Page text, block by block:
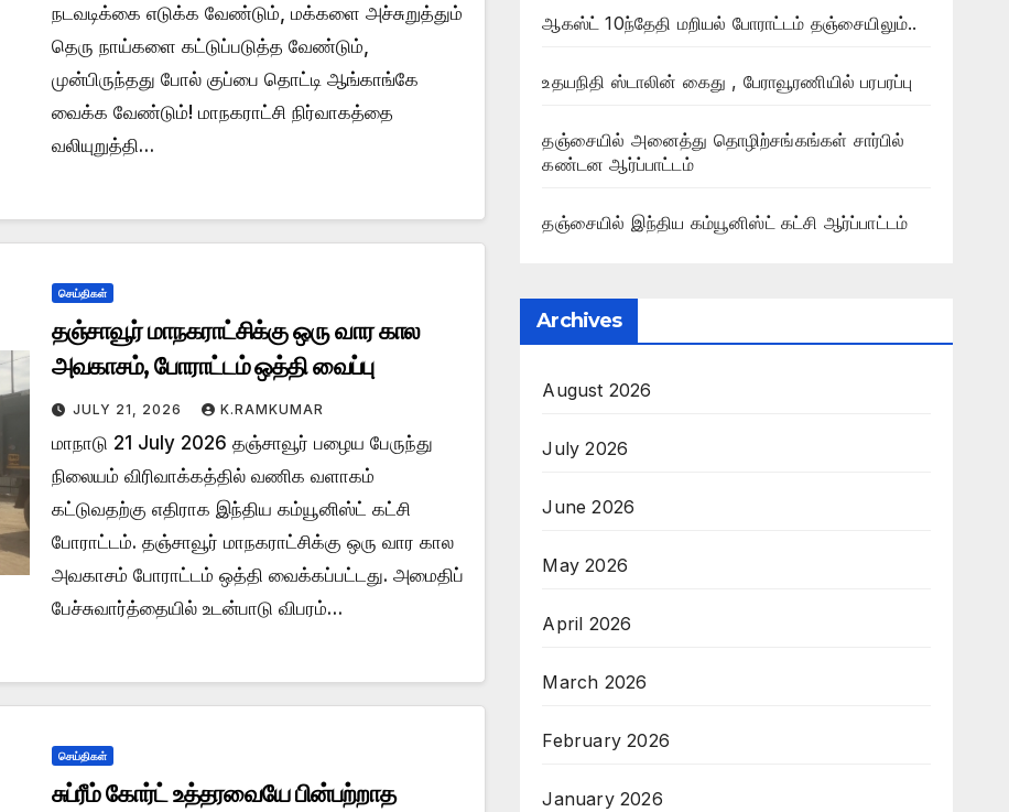
நடவடிக்கை எடுக்க வேண்டும், மக்களை அச்சுறுத்தும்
தெரு நாய்களை கட்டுப்படுத்த வேண்டும்,
முன்பிருந்தது போல் குப்பை தொட்டி ஆங்காங்கே
வைக்க வேண்டும்! மாநகராட்சி நிர்வாகத்தை
வலியுறுத்தி…
செய்திகள்
தஞ்சாவூர் மாநகராட்சிக்கு ஒரு வார கால
அவகாசம், போராட்டம் ஒத்தி வைப்பு
JULY 21, 2026 K.RAMKUMAR
மாநாடு 21 July 2026 தஞ்சாவூர் பழைய பேருந்து
நிலையம் விரிவாக்கத்தில் வணிக வளாகம்
கட்டுவதற்கு எதிராக இந்திய கம்யூனிஸ்ட் கட்சி
போராட்டம். தஞ்சாவூர் மாநகராட்சிக்கு ஒரு வார கால
அவகாசம் போராட்டம் ஒத்தி வைக்கப்பட்டது. அமைதிப்
பேச்சுவார்த்தையில் உடன்பாடு விபரம்…
செய்திகள்
சுப்ரீம் கோர்ட் உத்தரவையே பின்பற்றாத
ஆகஸ்ட் 10ந்தேதி மறியல் போராட்டம் தஞ்சையிலும்..
உதயநிதி ஸ்டாலின் கைது , பேராவூரணியில் பரபரப்பு
தஞ்சையில் அனைத்து தொழிற்சங்கங்கள் சார்பில்
கண்டன ஆர்ப்பாட்டம்
தஞ்சையில் இந்திய கம்யூனிஸ்ட் கட்சி ஆர்ப்பாட்டம்
Archives
August 2026
July 2026
June 2026
May 2026
April 2026
March 2026
February 2026
January 2026